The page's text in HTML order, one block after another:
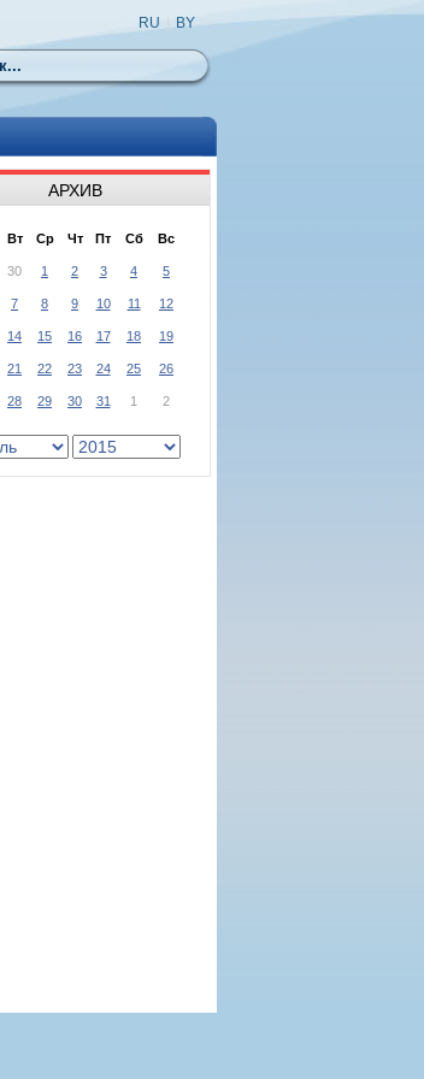
RU BY
АРХИВ
Вт Ср Чт Пт Сб Вс
30 1 2 3 4 5
7 8 9 10 11 12
14 15 16 17 18 19
21 22 23 24 25 26
28 29 30 31 1 2